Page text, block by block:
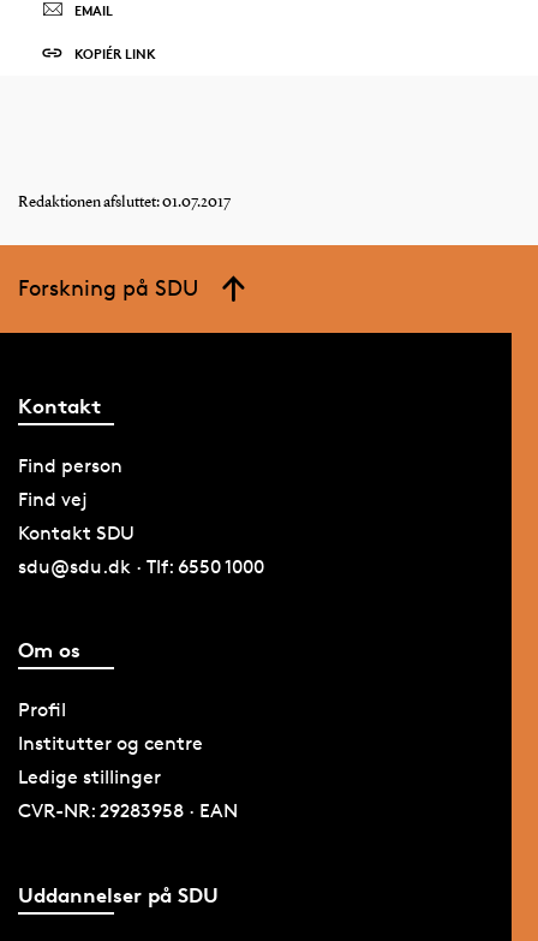
EMAIL
KOPIÉR LINK
Redaktionen afsluttet: 01.07.2017
Forskning på SDU
Kontakt
Find person
Find vej
Kontakt SDU
sdu@sdu.dk · Tlf: 6550 1000
Om os
Profil
Institutter og centre
Ledige stillinger
CVR-NR: 29283958 · EAN
Uddannelser på SDU